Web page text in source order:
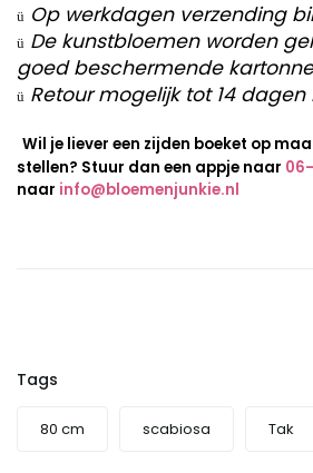
ü Op werkdagen verzending
ü De kunstbloemen worden
goed beschermende
ü Retour mogelijk tot 14
Wil je liever een zijden boeket op
stellen? Stuur dan een appje naar
naar info@bloemenjunkie.nl
Tags
80 cm scabiosa Tak